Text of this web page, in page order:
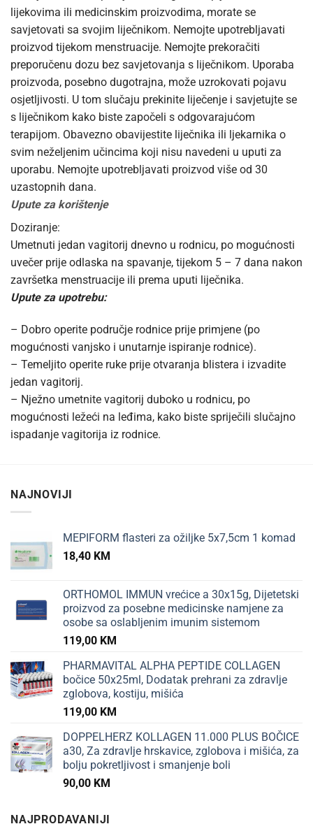
lijekovima ili medicinskim proizvodima, morate se
savjetovati sa svojim liječnikom. Nemojte upotrebljavati
proizvod tijekom menstruacije. Nemojte prekoračiti
preporučenu dozu bez savjetovanja s liječnikom. Uporaba
proizvoda, posebno dugotrajna, može uzrokovati pojavu
osjetljivosti. U tom slučaju prekinite liječenje i savjetujte se
s liječnikom kako biste započeli s odgovarajućom
terapijom. Obavezno obavijestite liječnika ili ljekarnika o
svim neželjenim učincima koji nisu navedeni u uputi za
uporabu. Nemojte upotrebljavati proizvod više od 30
uzastopnih dana.
Upute za korištenje
Doziranje:
Umetnuti jedan vagitorij dnevno u rodnicu, po mogućnosti
uvečer prije odlaska na spavanje, tijekom 5 – 7 dana nakon
završetka menstruacije ili prema uputi liječnika.
Upute za upotrebu:
– Dobro operite područje rodnice prije primjene (po
mogućnosti vanjsko i unutarnje ispiranje rodnice).
– Temeljito operite ruke prije otvaranja blistera i izvadite
jedan vagitorij.
– Nježno umetnite vagitorij duboko u rodnicu, po
mogućnosti ležeći na leđima, kako biste spriječili slučajno
ispadanje vagitorija iz rodnice.
NAJNOVIJI
MEPIFORM flasteri za ožiljke 5x7,5cm 1 komad
18,40 KM
ORTHOMOL IMMUN vrećice a 30x15g, Dijetetski
proizvod za posebne medicinske namjene za
osobe sa oslabljenim imunim sistemom
119,00 KM
PHARMAVITAL ALPHA PEPTIDE COLLAGEN
bočice 50x25ml, Dodatak prehrani za zdravlje
zglobova, kostiju, mišića
119,00 KM
DOPPELHERZ KOLLAGEN 11.000 PLUS BOČICE
a30, Za zdravlje hrskavice, zglobova i mišića, za
bolju pokretljivost i smanjenje boli
90,00 KM
NAJPRODAVANIJI